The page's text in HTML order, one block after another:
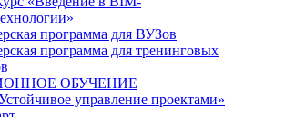
программа для ВУЗов
программа для тренинговых
ОБУЧЕНИЕ
управление проектами»